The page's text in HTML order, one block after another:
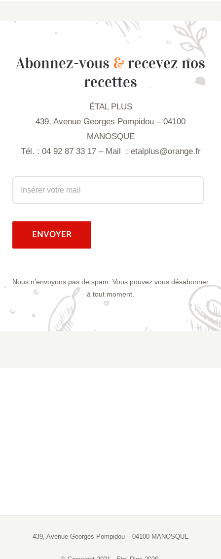
Abonnez-vous &recevez nos
recettes
ÉTAL PLUS
439, Avenue Georges Pompidou – 04100
MANOSQUE
Tél. : 04 92 87 33 17 – Mail : etalplus@orange.fr
Nous n’envoyons pas de spam. Vous pouvez vous désabonner
à tout moment.
439, Avenue Georges Pompidou – 04100 MANOSQUE